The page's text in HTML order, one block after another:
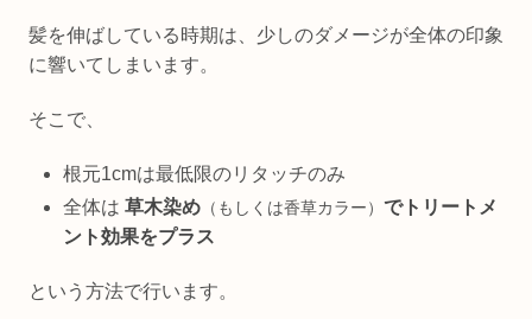
髪を伸ばしている時期は、少しのダメージが全体の印象
に響いてしまいます。
そこで、
根元1cmは最低限のリタッチのみ
全体は草木染め （もしくは香草カラー）でトリートメ
ント効果をプラス
という方法で行います。